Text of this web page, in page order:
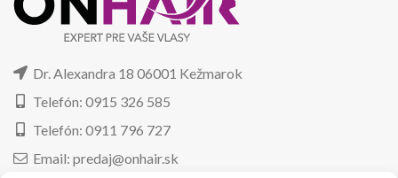
Dr. Alexandra 18 06001 Kežmarok
Telefón: 0915 326 585
Telefón: 0911 796 727
Email: predaj@onhair.sk